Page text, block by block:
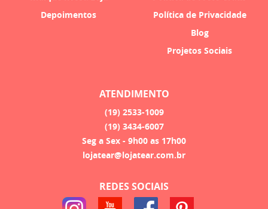
Depoimentos
Política de Privacidade
Blog
Projetos Sociais
ATENDIMENTO
(19) 2533-1009
(19) 3434-6007
Seg a Sex - 9h00 as 17h00
lojatear@lojatear.com.br
REDES SOCIAIS